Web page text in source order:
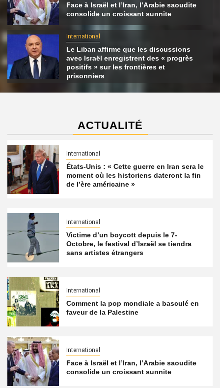
Face à Israël et l’Iran, l’Arabie saoudite
consolide un croissant sunnite
International
Le Liban affirme que les discussions
avec Israël enregistrent des « progrès
positifs » sur les frontières et
prisonniers
ACTUALITÉ
International
États-Unis : « Cette guerre en Iran sera le
moment où les historiens dateront la fin
de l’ère américaine »
International
Victime d’un boycott depuis le 7-
Octobre, le festival d’Israël se tiendra
sans artistes étrangers
International
Comment la pop mondiale a basculé en
faveur de la Palestine
International
Face à Israël et l’Iran, l’Arabie saoudite
consolide un croissant sunnite